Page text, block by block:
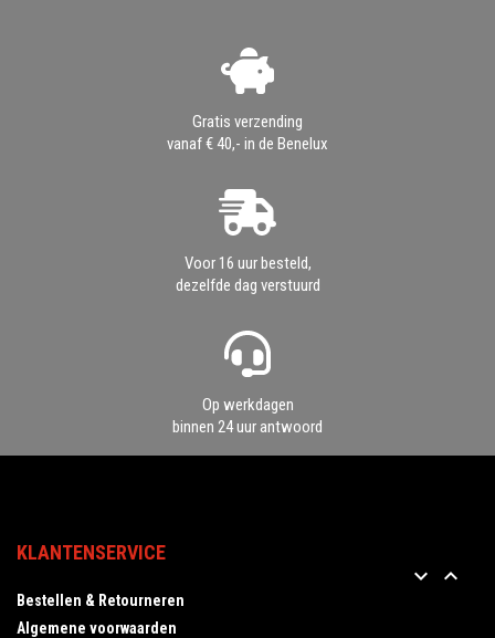
Gratis verzending
vanaf € 40,- in de Benelux
Voor 16 uur besteld,
dezelfde dag verstuurd
Op werkdagen
binnen 24 uur antwoord
KLANTENSERVICE
 
Bestellen & Retourneren
Algemene voorwaarden